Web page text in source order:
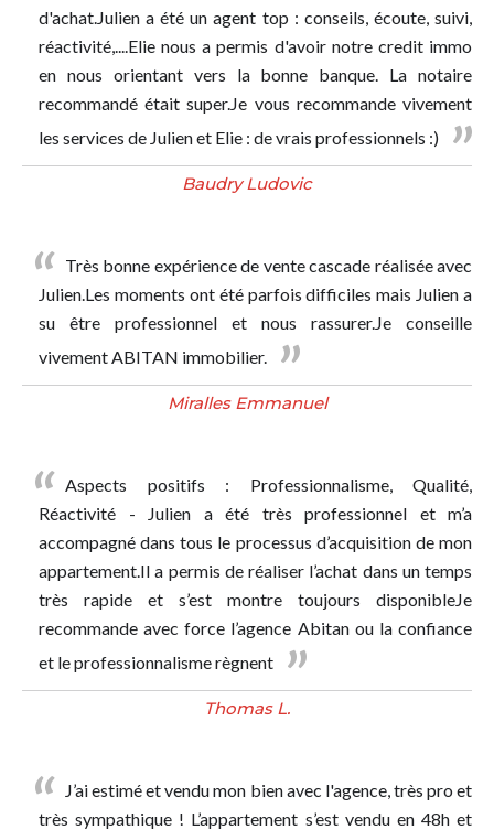
d'achat.Julien a été un agent top : conseils, écoute, suivi,
réactivité,....Elie nous a permis d'avoir notre credit immo
en nous orientant vers la bonne banque. La notaire
recommandé était super.Je vous recommande vivement
les services de Julien et Elie : de vrais professionnels :)
Baudry Ludovic
Très bonne expérience de vente cascade réalisée avec
Julien.Les moments ont été parfois difficiles mais Julien a
su être professionnel et nous rassurer.Je conseille
vivement ABITAN immobilier.
Miralles Emmanuel
Aspects positifs : Professionnalisme, Qualité,
Réactivité - Julien a été très professionnel et m’a
accompagné dans tous le processus d’acquisition de mon
appartement.Il a permis de réaliser l’achat dans un temps
très rapide et s’est montre toujours disponibleJe
recommande avec force l’agence Abitan ou la confiance
et le professionnalisme règnent
Thomas L.
J’ai estimé et vendu mon bien avec l'agence, très pro et
très sympathique ! L’appartement s’est vendu en 48h et